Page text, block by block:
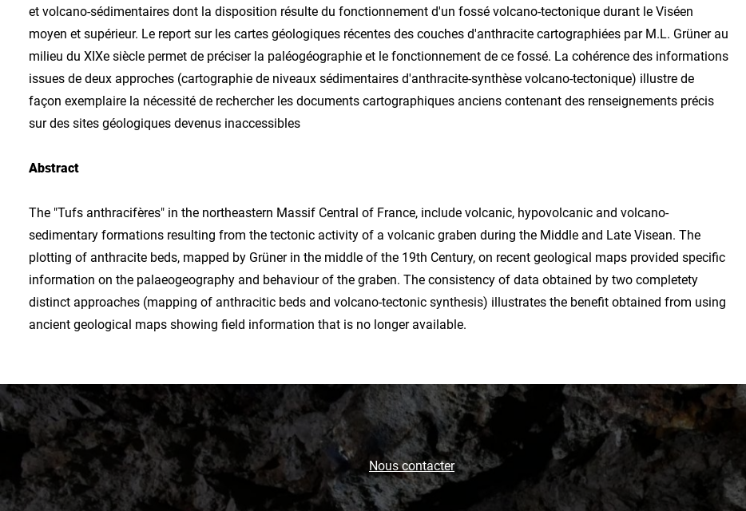
et volcano-sédimentaires dont la disposition résulte du fonctionnement d'un fossé volcano-tectonique durant le Viséen
moyen et supérieur. Le report sur les cartes géologiques récentes des couches d'anthracite cartographiées par M.L. Grüner au
milieu du XIXe siècle permet de préciser la paléogéographie et le fonctionnement de ce fossé. La cohérence des informations
issues de deux approches (cartographie de niveaux sédimentaires d'anthracite-synthèse volcano-tectonique) illustre de
façon exemplaire la nécessité de rechercher les documents cartographiques anciens contenant des renseignements précis
sur des sites géologiques devenus inaccessibles
Abstract
The "Tufs anthracifères" in the northeastern Massif Central of France, include volcanic, hypovolcanic and volcano-
sedimentary formations resulting from the tectonic activity of a volcanic graben during the Middle and Late Visean. The
plotting of anthracite beds, mapped by Grüner in the middle of the 19th Century, on recent geological maps provided specific
information on the palaeogeography and behaviour of the graben. The consistency of data obtained by two completety
distinct approaches (mapping of anthracitic beds and volcano-tectonic synthesis) illustrates the benefit obtained from using
ancient geological maps showing field information that is no longer available.
Nous contacter